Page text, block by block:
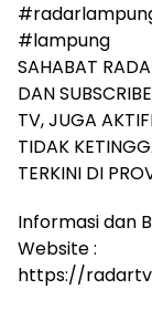
#lampung
SAHABAT
DAN
TV, JUGA
TIDAK
TERKINI DI
Informasi dan
Website :
https://